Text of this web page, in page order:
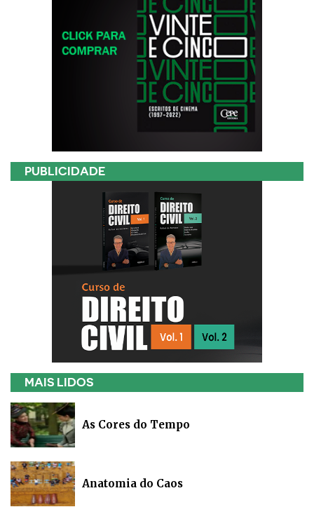
PUBLICIDADE
MAIS LIDOS
As Cores do Tempo
Anatomia do Caos